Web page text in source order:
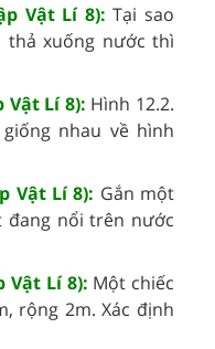
Vật Lí 8): Tại sao
xuống nước thì
Vật Lí 8): Hình 12.2.
nhau về hình
Vật Lí 8): Gắn một
đang nổi trên nước
Vật Lí 8): Một chiếc
rộng 2m. Xác định